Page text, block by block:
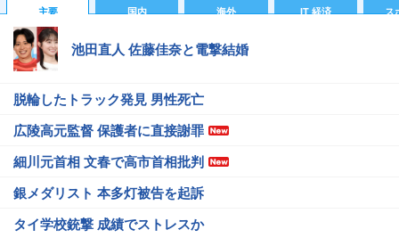
主要 国内 海外 IT 経済 ス
池田直人 佐藤佳奈と電撃結婚
脱輪したトラック発見 男性死亡
広陵高元監督 保護者に直接謝罪
細川元首相 文春で高市首相批判
銀メダリスト 本多灯被告を起訴
タイ学校銃撃 成績でストレスか